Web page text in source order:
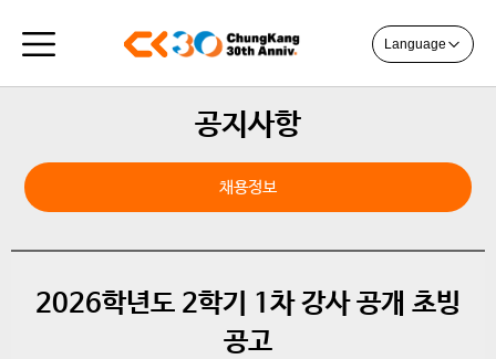
Language
공지사항
채용정보
2026학년도 2학기 1차 강사 공개 초빙
공고